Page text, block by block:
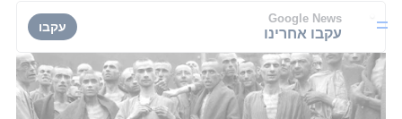
Google News
עקבו אחרינו עקבו